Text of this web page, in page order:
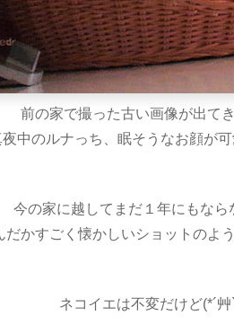
前の家で撮った古い画像が出て
夜中のルナっち、眠そうなお顔が
今の家に越してまだ１年にもなら
だかすごく懐かしいショットのよ
ネコイエは不変だけど(*´艸